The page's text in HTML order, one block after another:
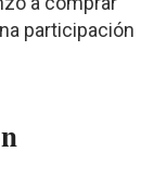
participación